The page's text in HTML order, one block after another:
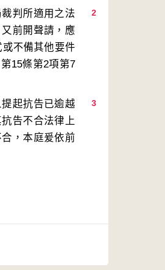
2
判所適用之法
前開聲請，應
不備其他要件
15條第2項第7
3
起抗告已逾越
告不合法律上
，本庭爰依前